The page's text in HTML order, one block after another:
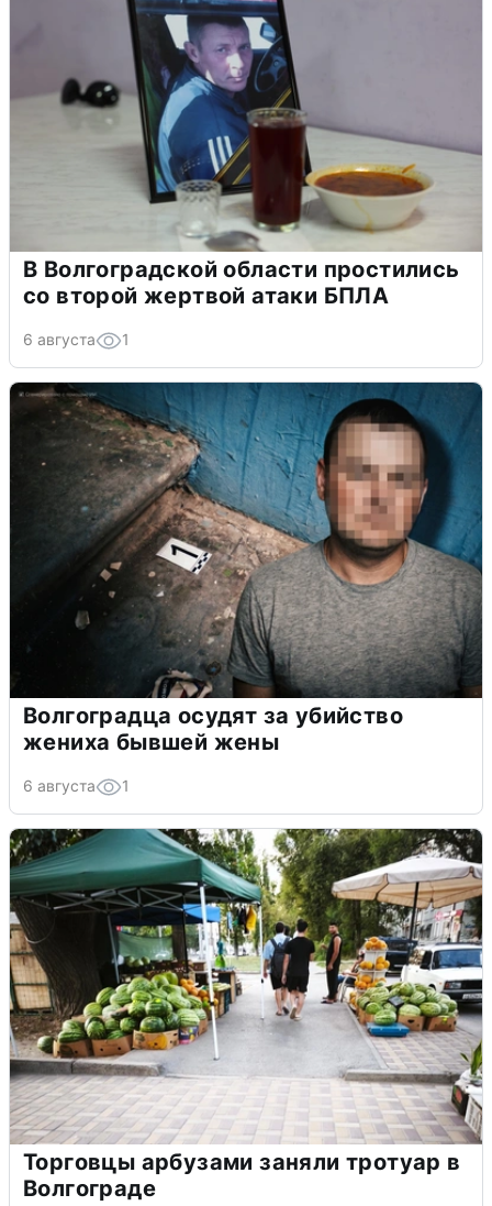
В Волгоградской области простились
со второй жертвой атаки БПЛА
6 августа 1
Волгоградца осудят за убийство
жениха бывшей жены
6 августа 1
Торговцы арбузами заняли тротуар в
Волгограде